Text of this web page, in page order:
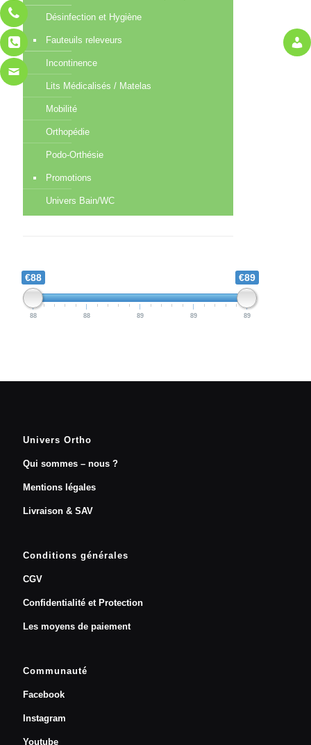
Désinfection et Hygiène
Fauteuils releveurs
Incontinence
Lits Médicalisés / Matelas
Mobilité
Orthopédie
Podo-Orthésie
Promotions
Univers Bain/WC
€88 €89
88 88 89 89 89
Univers Ortho
Qui sommes – nous ?
Mentions légales
Livraison & SAV
Conditions générales
CGV
Confidentialité et Protection
Les moyens de paiement
Communauté
Facebook
Instagram
Youtube